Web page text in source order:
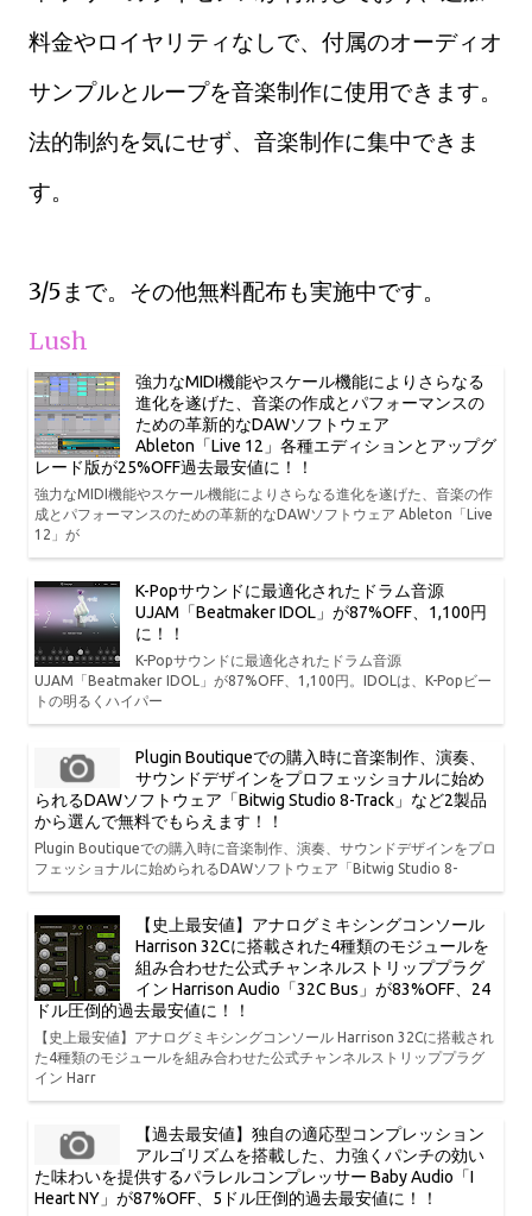
料金やロイヤリティなしで、付属のオーディオ
サンプルとループを音楽制作に使用できます。
法的制約を気にせず、音楽制作に集中できま
す。
3/5まで。その他無料配布も実施中です。
Lush
強力なMIDI機能やスケール機能によりさらなる
進化を遂げた、音楽の作成とパフォーマンスの
ための革新的なDAWソフトウェア
Ableton「Live 12」各種エディションとアップグ
レード版が25%OFF過去最安値に！！
強力なMIDI機能やスケール機能によりさらなる進化を遂げた、音楽の作
成とパフォーマンスのための革新的なDAWソフトウェア Ableton「Live
12」が
K-Popサウンドに最適化されたドラム音源
UJAM「Beatmaker IDOL」が87%OFF、1,100円
に！！
K-Popサウンドに最適化されたドラム音源
UJAM「Beatmaker IDOL」が87%OFF、1,100円。IDOLは、K-Popビー
トの明るくハイパー
Plugin Boutiqueでの購入時に音楽制作、演奏、
サウンドデザインをプロフェッショナルに始め
られるDAWソフトウェア「Bitwig Studio 8-Track」など2製品
から選んで無料でもらえます！！
Plugin Boutiqueでの購入時に音楽制作、演奏、サウンドデザインをプロ
フェッショナルに始められるDAWソフトウェア「Bitwig Studio 8-
【史上最安値】アナログミキシングコンソール
Harrison 32Cに搭載された4種類のモジュールを
組み合わせた公式チャンネルストリッププラグ
イン Harrison Audio「32C Bus」が83%OFF、24
ドル圧倒的過去最安値に！！
【史上最安値】アナログミキシングコンソール Harrison 32Cに搭載され
た4種類のモジュールを組み合わせた公式チャンネルストリッププラグ
イン Harr
【過去最安値】独自の適応型コンプレッション
アルゴリズムを搭載した、力強くパンチの効い
た味わいを提供するパラレルコンプレッサー Baby Audio「I
Heart NY」が87%OFF、5ドル圧倒的過去最安値に！！